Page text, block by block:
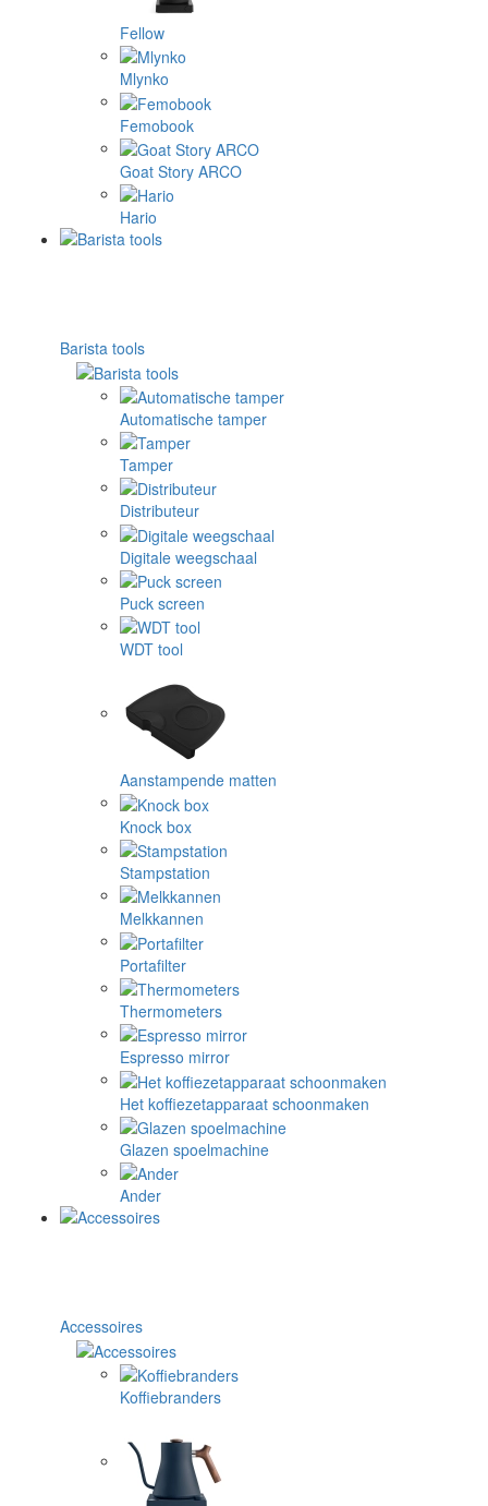
Fellow
Mlynko
Femobook
Goat Story ARCO
Hario
Barista tools
Automatische tamper
Tamper
Distributeur
Digitale weegschaal
Puck screen
WDT tool
Aanstampende matten
Knock box
Stampstation
Melkkannen
Portafilter
Thermometers
Espresso mirror
Het koffiezetapparaat schoonmaken
Glazen spoelmachine
Ander
Accessoires
Koffiebranders